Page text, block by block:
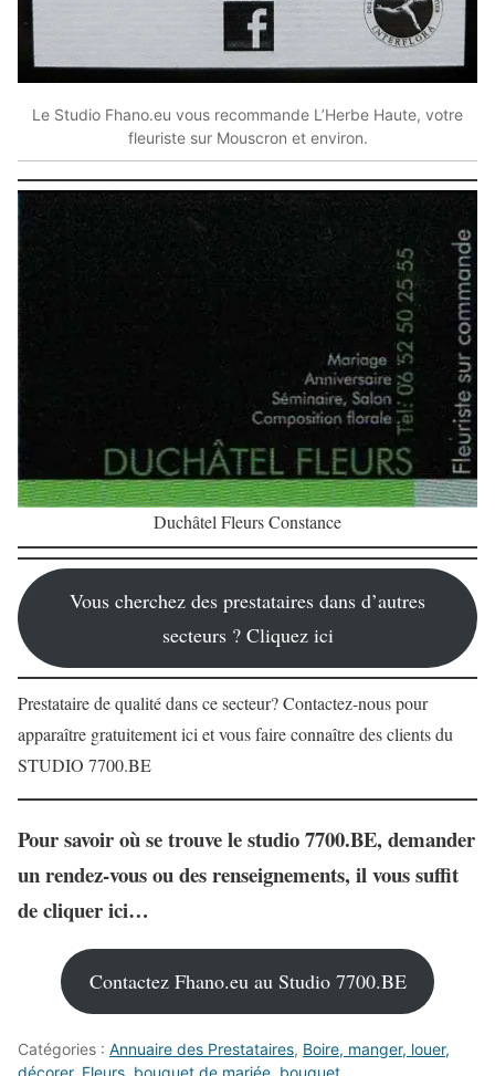
Le Studio Fhano.eu vous recommande L’Herbe Haute, votre
fleuriste sur Mouscron et environ.
Duchâtel Fleurs Constance
Vous cherchez des prestataires dans d’autres
secteurs ? Cliquez ici
Prestataire de qualité dans ce secteur? Contactez-nous pour
apparaître gratuitement ici et vous faire connaître des clients du
STUDIO 7700.BE
Poursavoir où se trouve le studio 7700.BE, demander
un rendez-vous ou des renseignements, il vous suffit
de cliquer ici…
Contactez Fhano.eu au Studio 7700.BE
Catégories : Annuaire des Prestataires, Boire, manger, louer,
décorer, Fleurs, bouquet de mariée, bouquet